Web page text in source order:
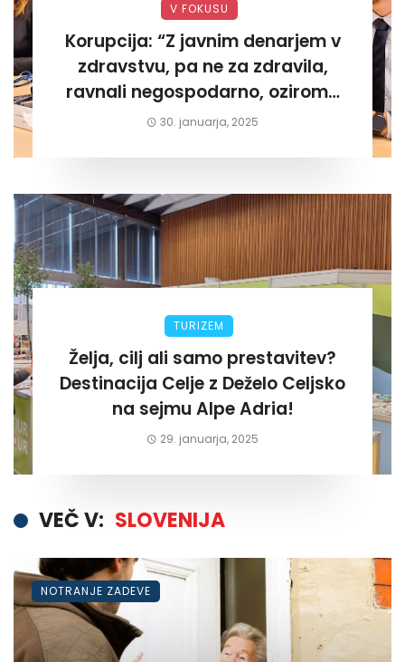
V FOKUSU
Korupcija: “Z javnim denarjem v
zdravstvu, pa ne za zdravila,
ravnali negospodarno, oziroma
za lastni žep. Tokrat na Žalskem«
30. januarja, 2025
TURIZEM
Želja, cilj ali samo prestavitev?
Destinacija Celje z Deželo Celjsko
na sejmu Alpe Adria!
29. januarja, 2025
VEČ V: SLOVENIJA
NOTRANJE ZADEVE